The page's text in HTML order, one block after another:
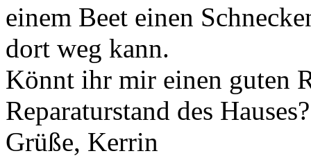
einem Beet einen
dort weg kann.
Könnt ihr mir einen guten
Reparaturstand des
Grüße, Kerrin